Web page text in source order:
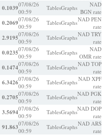
0.103907/08/26
00:59
TablesGraphs
NAD
BGN rate
0.206907/08/26
00:59
TablesGraphsNAD PEN
rate
2.919507/08/26
00:59
TablesGraphsNAD TRY
rate
0.023507/08/26
00:59
TablesGraphs
NAD
OMR rate
0.147407/08/26
00:59
TablesGraphsNAD TOP
rate
6.342607/08/26
00:59
TablesGraphsNAD XPF
rate
0.270507/08/26
00:59
TablesGraphsNAD PGK
rate
3.569407/08/26
00:59
TablesGraphsNAD DOP
rate
91.86307/08/26
00:59
TablesGraphsNAD ARS
rate